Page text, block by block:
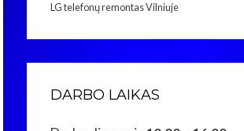
LG telefonų remontas Vilniuje
DARBO LAIKAS